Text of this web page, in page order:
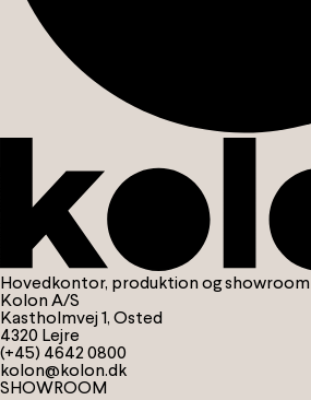
Hovedkontor, produktion og showroom
Kolon A/S
Kastholmvej 1, Osted
4320 Lejre
(+45) 4642 0800
kolon@kolon.dk
SHOWROOM